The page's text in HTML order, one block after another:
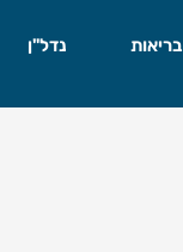
בריאות נדל"ן